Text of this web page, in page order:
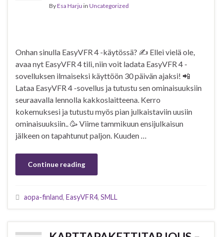
ByEsa Harju in Uncategorized
Onhan sinulla EasyVFR 4 -käytössä? ✍️ Ellei vielä ole,
avaa nyt EasyVFR 4 tili, niin voit ladata EasyVFR 4 -
sovelluksen ilmaiseksi käyttöön 30 päivän ajaksi! 📲
Lataa EasyVFR 4 -sovellus ja tutustu sen ominaisuuksiin
seuraavalla lennolla kakkoslaitteena. Kerro
kokemuksesi ja tutustu myös pian julkaistaviin uusiin
ominaisuuksiin.. 🥳 Viime tammikuun ensijulkaisun
jälkeen on tapahtunut paljon. Kuuden …
Continue reading
aopa-finland, EasyVFR4, SMLL